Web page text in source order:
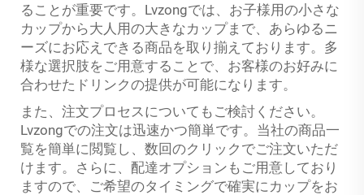
ることが重要です。Lvzongでは、お子様用の小さな
カップから大人用の大きなカップまで、あらゆるニ
ーズにお応えできる商品を取り揃えております。多
様な選択肢をご用意することで、お客様のお好みに
合わせたドリンクの提供が可能になります。
また、注文プロセスについてもご検討ください。
Lvzongでの注文は迅速かつ簡単です。当社の商品一
覧を簡単に閲覧し、数回のクリックでご注文いただ
けます。さらに、配達オプションもご用意しており
ますので、ご希望のタイミングで確実にカップをお